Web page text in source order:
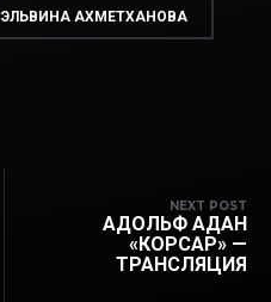
ЭЛЬВИНА АХМЕТХАНОВА
NEXT POST
АДОЛЬФ АДАН
«КОРСАР» —
ТРАНСЛЯЦИЯ